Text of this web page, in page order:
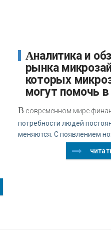
Аналитика и обзор
рынка
которых
могут помочь
В современном мире
потребности людей
меняются. С появлением